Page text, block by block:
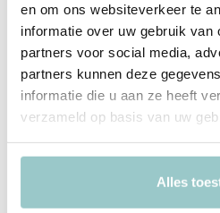
en om ons websiteverkeer te
informatie over uw gebruik van
partners voor social media,
partners kunnen deze
informatie die u aan ze heeft
verzameld op basis van uw
Alles
EAN